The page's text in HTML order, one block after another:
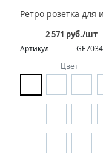
2 571 руб./шт
Артикул
Цвет